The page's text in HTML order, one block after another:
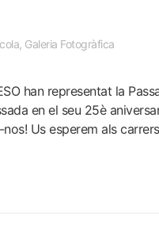
Galeria Fotogràfica
han representat la
en el seu 25è
Us esperem als